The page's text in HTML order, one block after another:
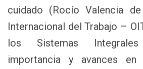
cuidado (Rocío Valencia
Internacional del Trabajo –
los Sistemas
importancia y avances en